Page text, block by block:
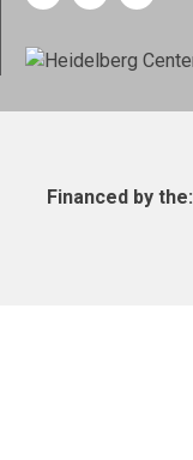
Financed by the: